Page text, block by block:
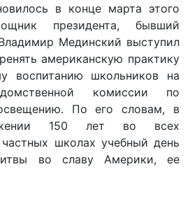
в конце марта этого
президента, бывший
Мединский выступил
американскую практику
воспитанию школьников на
комиссии по
По его словам, в
150 лет во всех
школах учебный день
во славу Америки, ее